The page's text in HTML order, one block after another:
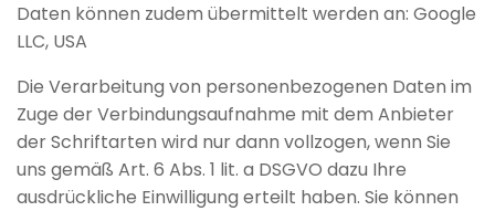
Daten können zudem übermittelt werden an: Google
LLC, USA
Die Verarbeitung von personenbezogenen Daten im
Zuge der Verbindungsaufnahme mit dem Anbieter
der Schriftarten wird nur dann vollzogen, wenn Sie
uns gemäß Art. 6 Abs. 1 lit. a DSGVO dazu Ihre
ausdrückliche Einwilligung erteilt haben. Sie können